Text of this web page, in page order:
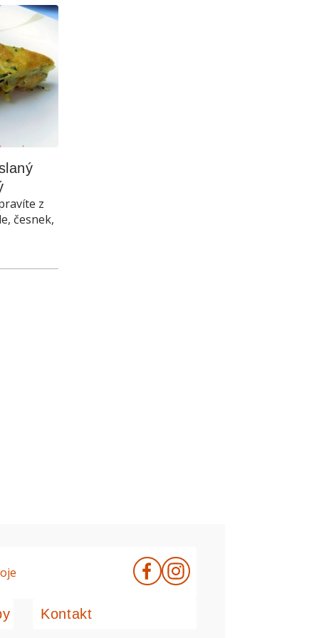
z
česnek,
Kontakt